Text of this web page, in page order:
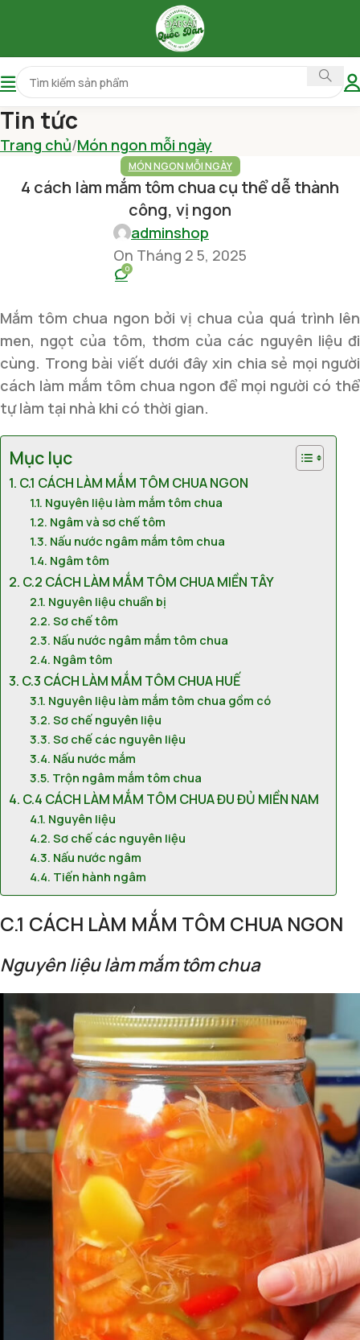
Tin tức
Trang chủ Món ngon mỗi ngày
MÓN NGON MỖI NGÀY
4 cách làm mắm tôm chua cụ thể dễ thành
công, vị ngon
adminshop
On Tháng 2 5, 2025
0
Mắm tôm chua ngon bởi vị chua của quá trình lên
men, ngọt của tôm, thơm của các nguyên liệu đi
cùng. Trong bài viết dưới đây xin chia sẻ mọi người
cách làm mắm tôm chua ngon để mọi người có thể
tự làm tại nhà khi có thời gian.
Mục lục
C.1 CÁCH LÀM MẮM TÔM CHUA NGON
Nguyên liệu làm mắm tôm chua
Ngâm và sơ chế tôm
Nấu nước ngâm mắm tôm chua
Ngâm tôm
C.2 CÁCH LÀM MẮM TÔM CHUA MIỀN TÂY
Nguyên liệu chuẩn bị
Sơ chế tôm
Nấu nước ngâm mắm tôm chua
Ngâm tôm
C.3 CÁCH LÀM MẮM TÔM CHUA HUẾ
Nguyên liệu làm mắm tôm chua gồm có
Sơ chế nguyên liệu
Sơ chế các nguyên liệu
Nấu nước mắm
Trộn ngâm mắm tôm chua
C.4 CÁCH LÀM MẮM TÔM CHUA ĐU ĐỦ MIỀN NAM
Nguyên liệu
Sơ chế các nguyên liệu
Nấu nước ngâm
Tiến hành ngâm
C.1 CÁCH LÀM MẮM TÔM CHUA NGON
Nguyên liệu làm mắm tôm chua